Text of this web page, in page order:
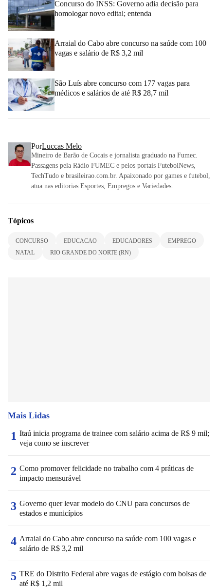
Concurso do INSS: Governo adia decisão para
homologar novo edital; entenda
Arraial do Cabo abre concurso na saúde com 100
vagas e salário de R$ 3,2 mil
São Luís abre concurso com 177 vagas para
médicos e salários de até R$ 28,7 mil
PorLuccas Melo
Mineiro de Barão de Cocais e jornalista graduado na Fumec.
Passagens pela Rádio FUMEC e pelos portais FutebolNews,
TechTudo e brasileirao.com.br. Apaixonado por games e futebol,
atua nas editorias Esportes, Empregos e Variedades.
Tópicos
CONCURSO EDUCACAO EDUCADORES
EMPREGO
NATAL
RIO GRANDE DO NORTE (RN)
Mais Lidas
1 Itaú inicia programa de trainee com salário acima de R$ 9 mil;
veja como se inscrever
2 Como promover felicidade no trabalho com 4 práticas de
impacto mensurável
3 Governo quer levar modelo do CNU para concursos de
estados e municípios
4 Arraial do Cabo abre concurso na saúde com 100 vagas e
salário de R$ 3,2 mil
5 TRE do Distrito Federal abre vagas de estágio com bolsas de
até R$ 1,2 mil